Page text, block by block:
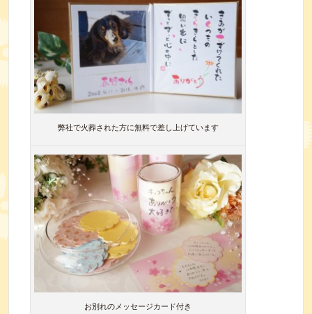
弊社で火葬された方に無料で差し上げています
お別れのメッセージカード付き